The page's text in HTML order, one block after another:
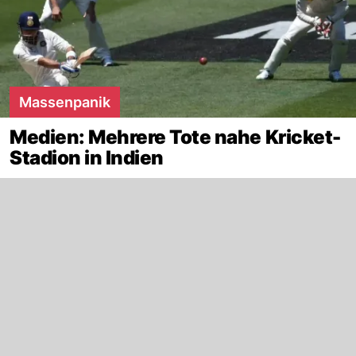
Massenpanik
Medien: Mehrere Tote nahe Kricket-
Stadion in Indien